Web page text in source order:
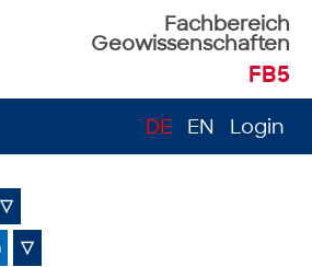
Fachbereich
Geowissenschaften
FB5
DE EN Login
▽
▽